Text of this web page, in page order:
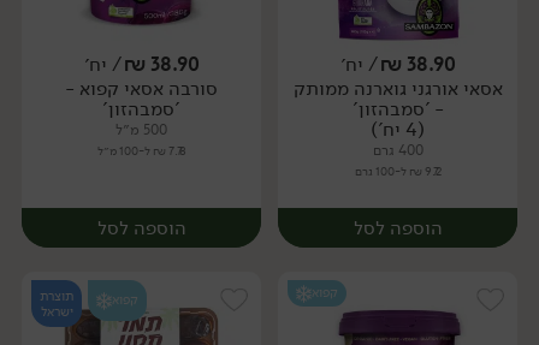
יח׳ יח׳
38.90
₪/ יח׳
אסאי אורגני גוארנה ממותק
- 'סמבהזון'
(4 יח')
400 גרם
9.72 ₪ ל-100 גרם
הוספה לסל
38.90
₪/ יח׳
סורבה אסאי קפוא -
'סמבהזון'
500 מ״ל
7.78 ₪ ל-100 מ״ל
הוספה לסל
קפוא קפוא
תוצרת
ישראל